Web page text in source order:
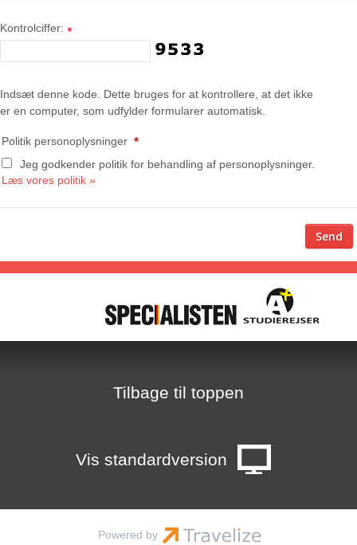
Kontrolciffer:
Indsæt denne kode. Dette bruges for at kontrollere, at det ikke
er en computer, som udfylder formularer automatisk.
Politik personoplysninger *
Jeg godkender politik for behandling af personoplysninger.
Læs vores politik »
Tilbage til toppen
Vis standardversion
Powered by